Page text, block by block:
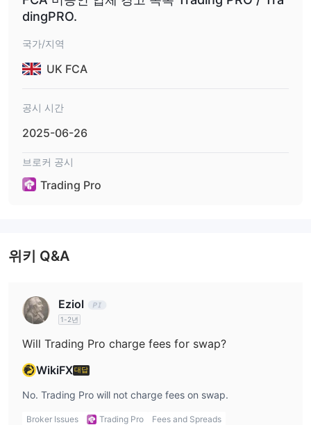
낮을수록 유동성이 빨라집니다.
레버리지
최대 레버리지는 1:2000
거래 플랫폼
Trading Pro은 iOS, Android, 웹 및 Windows에서 사용 가능한 권위
MT4을 MT5보다 선호합니다. 경험이 풍부한 트레이더들은 MT5를
사용하기에 더 적합합니다. MT4와 MT5는 다양한 거래 전략을 제공
입출금
위해은행 계좌, 신용/직불 카드 또는 결제 시스템 계정
용합니다. 입금 처리 시간은 즉시이며, 출금 처리 시간은 1 영업일 이
dingPRO.
국가/지역
UK FCA
공시 시간
2025-06-26
브로커 공시
Trading Pro
위키 Q&A
Eziol
1-2년
Will Trading Pro charge fees for swap?
WikiFX대답
No. Trading Pro will not charge fees on swap.
Broker Issues Trading Pro Fees and Spreads